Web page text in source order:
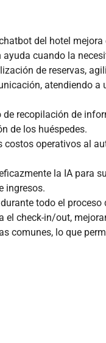
del hotel
cuando la
de reservas,
atendiendo
de recopilación de
de los huéspedes.
costos operativos al
la IA para
ingresos.
todo el proceso
el check-in/out,
comunes, lo que